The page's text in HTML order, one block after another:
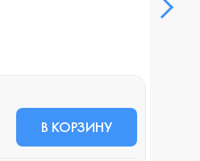
В КОРЗИНУ